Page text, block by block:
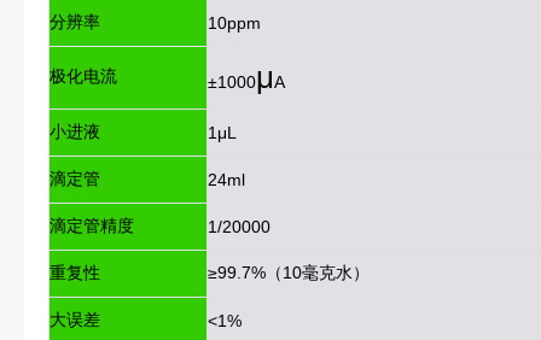
分辨率 10ppm
极化电流 ±1000μA
小进液 1μL
滴定管 24ml
滴定管精度 1/20000
重复性 ≥99.7%（10毫克水）
大误差 <1%